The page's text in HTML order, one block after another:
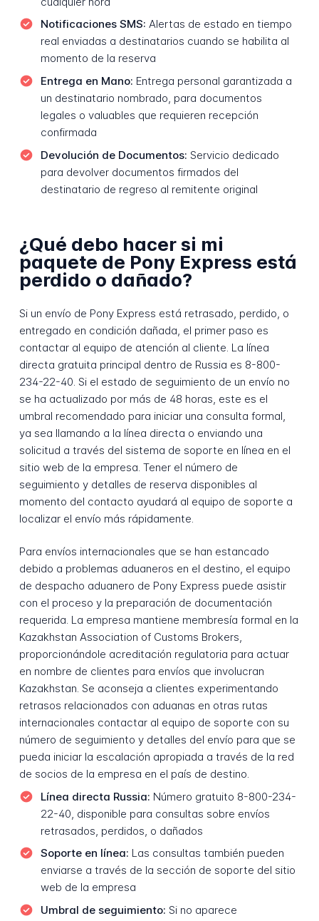
Notificaciones SMS: Alertas de estado en tiempo
real enviadas a destinatarios cuando se habilita al
momento de la reserva
Entrega en Mano: Entrega personal garantizada a
un destinatario nombrado, para documentos
legales o valuables que requieren recepción
confirmada
Devolución de Documentos: Servicio dedicado
para devolver documentos firmados del
destinatario de regreso al remitente original
¿Qué debo hacer si mi
paquete de Pony Express está
perdido o dañado?
Si un envío de Pony Express está retrasado, perdido, o
entregado en condición dañada, el primer paso es
contactar al equipo de atención al cliente. La línea
directa gratuita principal dentro de Russia es 8-800-
234-22-40. Si el estado de seguimiento de un envío no
se ha actualizado por más de 48 horas, este es el
umbral recomendado para iniciar una consulta formal,
ya sea llamando a la línea directa o enviando una
solicitud a través del sistema de soporte en línea en el
sitio web de la empresa. Tener el número de
seguimiento y detalles de reserva disponibles al
momento del contacto ayudará al equipo de soporte a
localizar el envío más rápidamente.
Para envíos internacionales que se han estancado
debido a problemas aduaneros en el destino, el equipo
de despacho aduanero de Pony Express puede asistir
con el proceso y la preparación de documentación
requerida. La empresa mantiene membresía formal en la
Kazakhstan Association of Customs Brokers,
proporcionándole acreditación regulatoria para actuar
en nombre de clientes para envíos que involucran
Kazakhstan. Se aconseja a clientes experimentando
retrasos relacionados con aduanas en otras rutas
internacionales contactar al equipo de soporte con su
número de seguimiento y detalles del envío para que se
pueda iniciar la escalación apropiada a través de la red
de socios de la empresa en el país de destino.
Línea directa Russia: Número gratuito 8-800-234-
22-40, disponible para consultas sobre envíos
retrasados, perdidos, o dañados
Soporte en línea: Las consultas también pueden
enviarse a través de la sección de soporte del sitio
web de la empresa
Umbral de seguimiento: Si no aparece